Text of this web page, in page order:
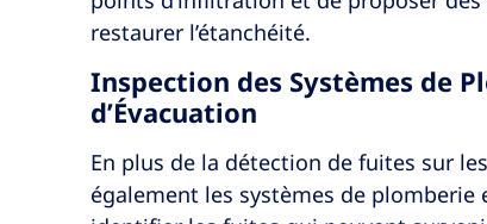
restaurer l’étanchéité.
Inspection des Systèmes de
d’Évacuation
En plus de la détection de fuites sur
également les systèmes de plomberie